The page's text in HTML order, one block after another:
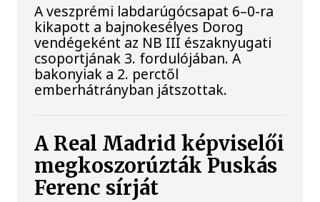
A veszprémi labdarúgócsapat 6–0-ra
kikapott a bajnokesélyes Dorog
vendégeként az NB III északnyugati
csoportjának 3. fordulójában. A
bakonyiak a 2. perctől
emberhátrányban játszottak.
A Real Madrid képviselői
megkoszorúzták Puskás
Ferenc sírját